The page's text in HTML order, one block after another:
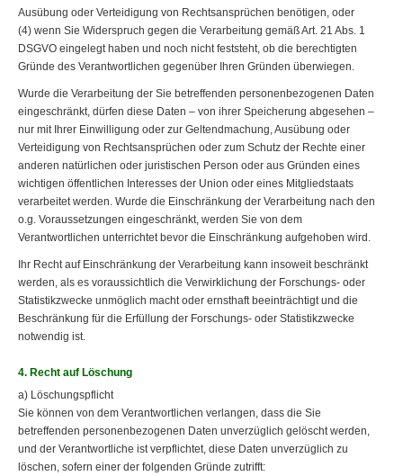
Ausübung oder Verteidigung von Rechtsansprüchen benötigen, oder
(4) wenn Sie Widerspruch gegen die Verarbeitung gemäß Art. 21 Abs. 1
DSGVO eingelegt haben und noch nicht feststeht, ob die berechtigten
Gründe des Verantwortlichen gegenüber Ihren Gründen überwiegen.
Wurde die Verarbeitung der Sie betreffenden personenbezogenen Daten
eingeschränkt, dürfen diese Daten – von ihrer Speicherung abgesehen –
nur mit Ihrer Einwilligung oder zur Geltendmachung, Ausübung oder
Verteidigung von Rechtsansprüchen oder zum Schutz der Rechte einer
anderen natürlichen oder juristischen Person oder aus Gründen eines
wichtigen öffentlichen Interesses der Union oder eines Mitgliedstaats
verarbeitet werden. Wurde die Einschränkung der Verarbeitung nach den
o.g. Voraussetzungen eingeschränkt, werden Sie von dem
Verantwortlichen unterrichtet bevor die Einschränkung aufgehoben wird.
Ihr Recht auf Einschränkung der Verarbeitung kann insoweit beschränkt
werden, als es voraussichtlich die Verwirklichung der Forschungs- oder
Statistikzwecke unmöglich macht oder ernsthaft beeinträchtigt und die
Beschränkung für die Erfüllung der Forschungs- oder Statistikzwecke
notwendig ist.
4. Recht auf Löschung
a) Löschungspflicht
Sie können von dem Verantwortlichen verlangen, dass die Sie
betreffenden personenbezogenen Daten unverzüglich gelöscht werden,
und der Verantwortliche ist verpflichtet, diese Daten unverzüglich zu
löschen, sofern einer der folgenden Gründe zutrifft: